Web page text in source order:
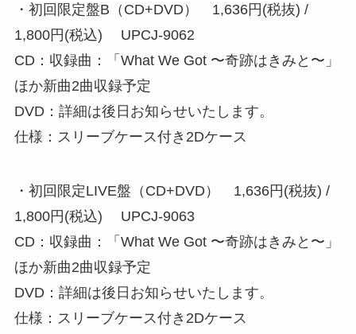
・初回限定盤B（CD+DVD） 1,636円(税抜) /
1,800円(税込) UPCJ-9062
CD：収録曲：「What We Got 〜奇跡はきみと〜」
ほか新曲2曲収録予定
DVD：詳細は後日お知らせいたします。
仕様：スリーブケース付き2Dケース
・初回限定LIVE盤（CD+DVD） 1,636円(税抜) /
1,800円(税込) UPCJ-9063
CD：収録曲：「What We Got 〜奇跡はきみと〜」
ほか新曲2曲収録予定
DVD：詳細は後日お知らせいたします。
仕様：スリーブケース付き2Dケース